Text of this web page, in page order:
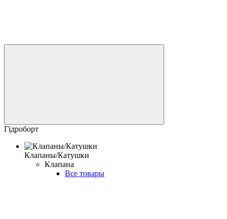
Гідроборт
Клапаны/Катушки
Клапана
Все товары